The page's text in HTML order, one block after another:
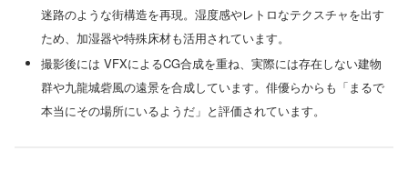
迷路のような街構造を再現。湿度感やレトロなテクスチャを出す
ため、加湿器や特殊床材も活用されています。
撮影後には VFXによるCG合成を重ね、実際には存在しない建物
群や九龍城砦風の遠景を合成しています。俳優らからも「まるで
本当にその場所にいるようだ」と評価されています。